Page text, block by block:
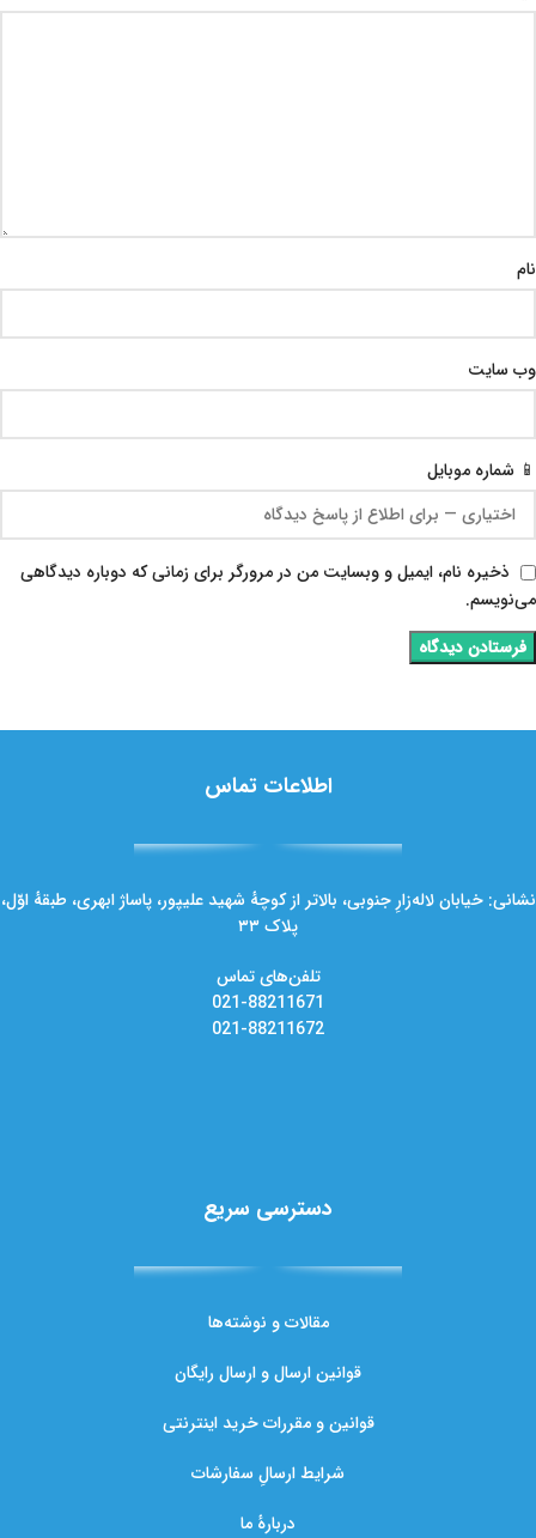
نام
وب‌ سایت
📱 شماره موبایل
ذخیره نام، ایمیل و وبسایت من در مرورگر برای زمانی که دوباره دیدگاهی
می‌نویسم.
اطلاعات تماس
نشانی: خیابان لاله‌زارِ جنوبی، بالاتر از کوچهٔ شهید علیپور، پاساژ ابهری، طبقهٔ اوّل،
پلاک ۳۳
تلفن‌های تماس
021-88211671
021-88211672
دسترسی سریع
مقالات و نوشته‌ها
قوانین ارسال و ارسال رایگان
قوانین و مقررات خرید اینترنتی
شرایط ارسالِ سفارشات
دربارهٔ ما